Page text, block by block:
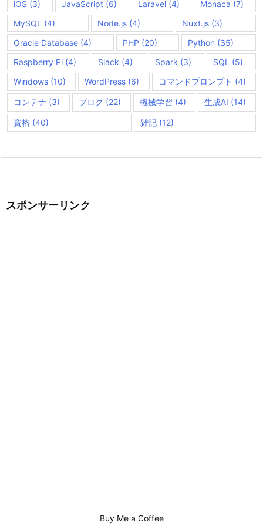
iOS (3) JavaScript(6) Laravel(4) Monaca (7)
MySQL (4) Node.js(4) Nuxt.js (3)
Oracle Database (4) PHP (20) Python (35)
Raspberry Pi (4) Slack (4) Spark (3) SQL (5)
Windows (10) WordPress (6) コマンドプロンプト (4)
コンテナ (3) ブログ(22) 機械学習 (4) 生成AI (14)
資格 (40) 雑記(12)
スポンサーリンク
Buy Me a Coffee